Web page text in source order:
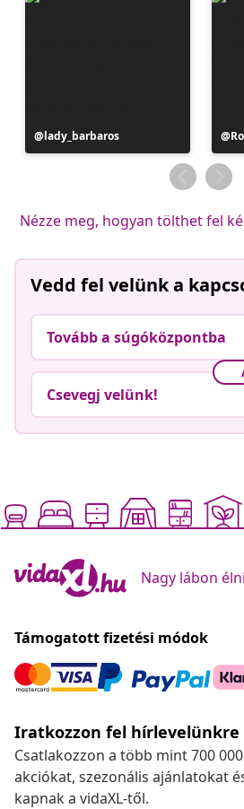
Bejegyzés
közzétevője
lady_barbaros
Nézze meg, hogyan tölthet fel
Vedd fel velünk a
Tovább a súgóközpontba
Csevegj velünk!
Nagy lábon
Támogatott fizetési módok
Iratkozzon fel hírlevelünkre
Csatlakozzon a több mint 700
akciókat, szezonális ajánlatokat
kapnak a vidaXL-től.